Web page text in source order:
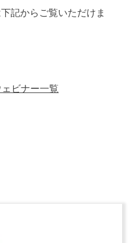
記からご覧いただけま
ビナー一覧